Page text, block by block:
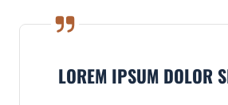
LOREM IPSUM DOLOR